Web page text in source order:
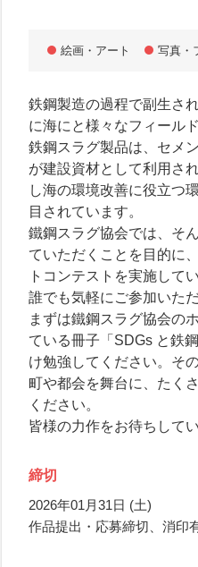
絵画・アート 写真・
鉄鋼製造の過程で副生さ
に海にと様々なフィール
鉄鋼スラグ製品は、セメ
が建設資材として利用さ
し海の環境改善に役立つ
目されています。
鐵鋼スラグ協会では、そ
ていただくことを目的に
トコンテストを実施してい
誰でも気軽にご参加いた
まずは鐵鋼スラグ協会の
ている冊子「SDGs と鉄
け勉強してください。そ
町や都会を舞台に、たく
ください。
皆様の力作をお待ちしてい
締切
2026年01月31日 (土)
作品提出・応募締切、消印